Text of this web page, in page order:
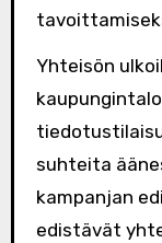
Yhteisön
suhteita
kampanjan
edistävät